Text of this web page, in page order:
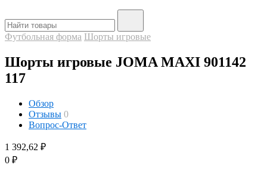
Футбольная форма Шорты игровые
Шорты игровые JOMA MAXI 901142
117
Обзор
Отзывы 0
Вопрос-Ответ
1 392,62 ₽
0 ₽